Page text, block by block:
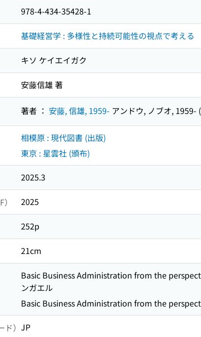
978-4-434-35428-1
基礎経営学 : 多様性と持続可能性の視点で考える
キソ ケイエイガク
安藤信雄 著
著者 ： 安藤, 信雄, 1959- アンドウ, ノブオ, 1959- (
相模原 : 現代図書 (出版)
東京 : 星雲社 (頒布)
2025.3
2025
252p
21cm
Basic Business Administration from the
ンガエル
Basic Business Administration from the
） JP